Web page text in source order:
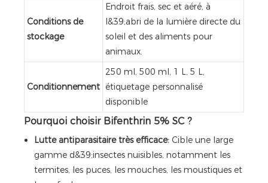
Conditions de
stockage
Endroit frais, sec et aéré, à
l&39;abri de la lumière directe du
soleil et des aliments pour
animaux.
Conditionnement
250 ml, 500 ml, 1 L, 5 L,
étiquetage personnalisé
disponible
Pourquoi choisir Bifenthrin 5% SC ?
Lutte antiparasitaire très efficace: Cible une large
gamme d&39;insectes nuisibles, notamment les
termites, les puces, les mouches, les moustiques et